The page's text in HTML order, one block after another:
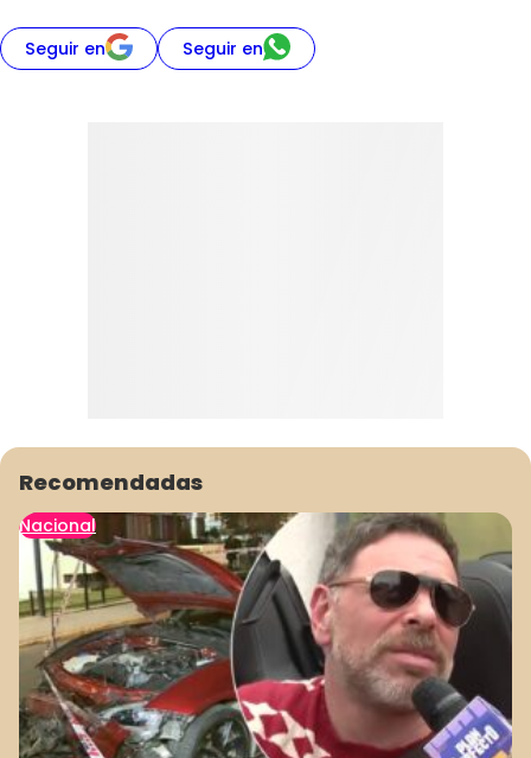
Seguir en Seguir en
Recomendadas
Nacional